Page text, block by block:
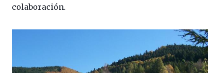
colaboración.